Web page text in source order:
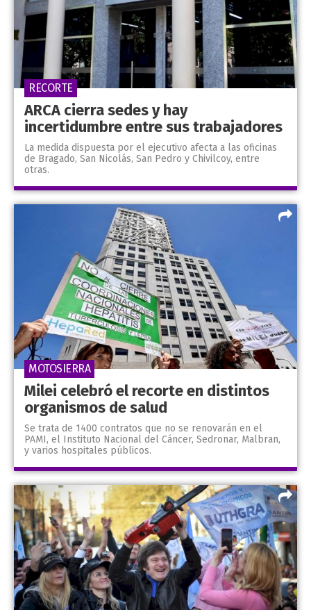
ARCA cierra sedes y hay
incertidumbre entre sus trabajadores
La medida dispuesta por el ejecutivo afecta a las oficinas
de Bragado, San Nicolás, San Pedro y Chivilcoy, entre
otras.
RECORTE
Milei celebró el recorte en distintos
organismos de salud
Se trata de 1400 contratos que no se renovarán en el
PAMI, el Instituto Nacional del Cáncer, Sedronar, Malbran,
y varios hospitales públicos.
MOTOSIERRA